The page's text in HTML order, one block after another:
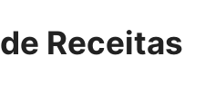
Receitas